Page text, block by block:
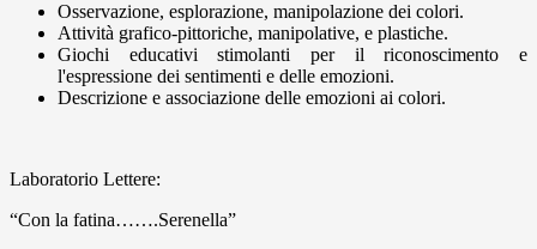
Osservazione, esplorazione, manipolazione dei colori.
Attività grafico-pittoriche, manipolative, e plastiche.
Giochi educativi stimolanti per il riconoscimento e
l'espressione dei sentimenti e delle emozioni.
Descrizione e associazione delle emozioni ai colori.
Laboratorio Lettere:
“Con la fatina…….Serenella”